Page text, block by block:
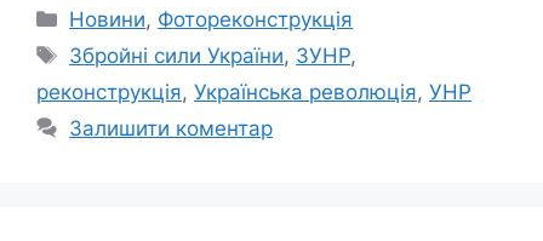
Категорії
Новини, Фотореконструкція
Позначки
Збройні сили України, ЗУНР,
реконструкція, Українська революція, УНР
Залишити коментар